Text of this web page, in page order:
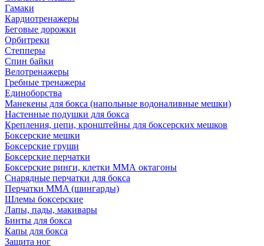
Гамаки
Кардиотренажеры
Беговые дорожки
Орбитреки
Степперы
Спин байки
Велотренажеры
Гребные тренажеры
Единоборства
Манекены для бокса (напольные водоналивные мешки)
Настенные подушки для бокса
Крепления, цепи, кронштейны для боксерских мешков
Боксерские мешки
Боксерские груши
Боксерские перчатки
Боксерские ринги, клетки ММА октагоны
Снарядные перчатки для бокса
Перчатки MMA (шингарды)
Шлемы боксерские
Лапы, пады, макивары
Бинты для бокса
Капы для бокса
Защита ног